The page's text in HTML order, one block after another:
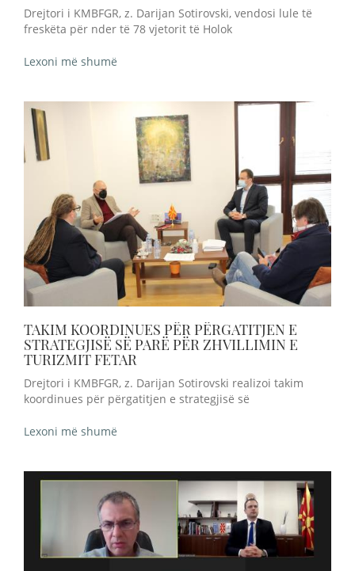
Drejtori i KMBFGR, z. Darijan Sotirovski, vendosi lule të
freskëta për nder të 78 vjetorit të Holok
Lexoni më shumë
TAKIM KOORDINUES PËR PËRGATITJEN E
STRATEGJISË SË PARË PËR ZHVILLIMIN E
TURIZMIT FETAR
Drejtori i KMBFGR, z. Darijan Sotirovski realizoi takim
koordinues për përgatitjen e strategjisë së
Lexoni më shumë